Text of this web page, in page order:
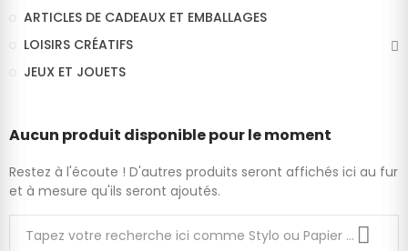
Aucun produit disponible pour le moment
Restez à l'écoute ! D'autres produits seront affichés ici au fur
et à mesure qu'ils seront ajoutés.
ARTICLES DE CADEAUX ET EMBALLAGES
LOISIRS CRÉATIFS
JEUX ET JOUETS